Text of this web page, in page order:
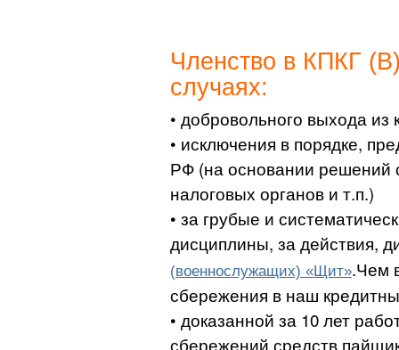
Членство в КПКГ
случаях:
• добровольного выхода из
• исключения в порядке,
РФ (на основании решений
налоговых органов и т.п.)
• за грубые и
дисциплины, за действия,
(военнослужащих) «Щит».Чем
сбережения в наш
• доказанной за 10 лет
сбережений средств